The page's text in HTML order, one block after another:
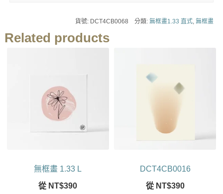
貨號: DCT4CB0068 分類:無框畫1.33 直式 ,無框畫
Related products
無框畫 1.33 L
從 NT$390
DCT4CB0016
從 NT$390